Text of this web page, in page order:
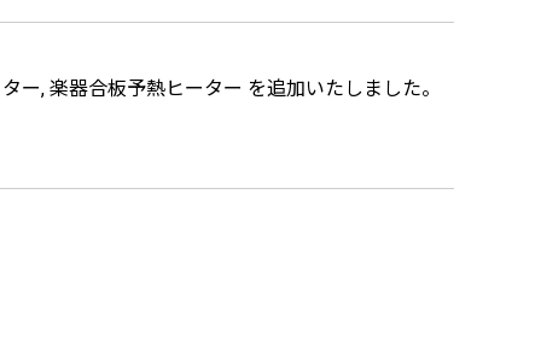
ー, 楽器合板予熱ヒーター を追加いたしました。